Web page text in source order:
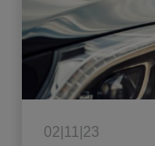
02|11|23